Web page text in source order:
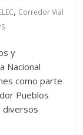
, Corredor Vial
y
Nacional
como parte
Pueblos
diversos